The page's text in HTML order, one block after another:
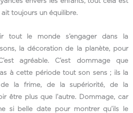
toujours un équilibre.
tout le monde s’engager dans la
la décoration de la planète, pour
agréable. C’est dommage que
à cette période tout son sens ; ils la
la frime, de la supériorité, de la
être plus que l’autre. Dommage, car
si belle date pour montrer qu’ils le